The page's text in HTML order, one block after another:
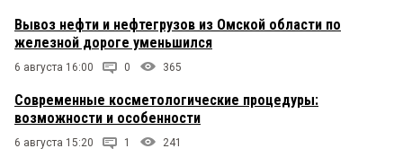
Вывоз нефти и нефтегрузов из Омской области по
железной дороге уменьшился
6 августа 16:00 0 365
Современные косметологические процедуры:
возможности и особенности
6 августа 15:20 1 241